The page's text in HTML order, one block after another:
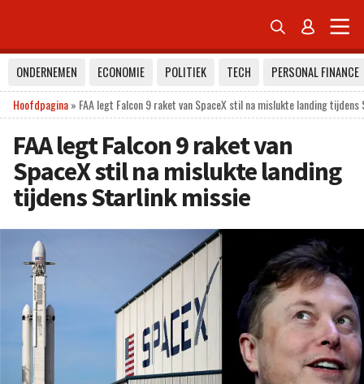
 
ONDERNEMEN ECONOMIE POLITIEK TECH
PERSONAL FINANCE
Hoofdpagina» FAA legt Falcon 9 raket van SpaceX stil na mislukte landing
FAA legt Falcon 9 raket van
SpaceX stil na mislukte landing
tijdens Starlink missie